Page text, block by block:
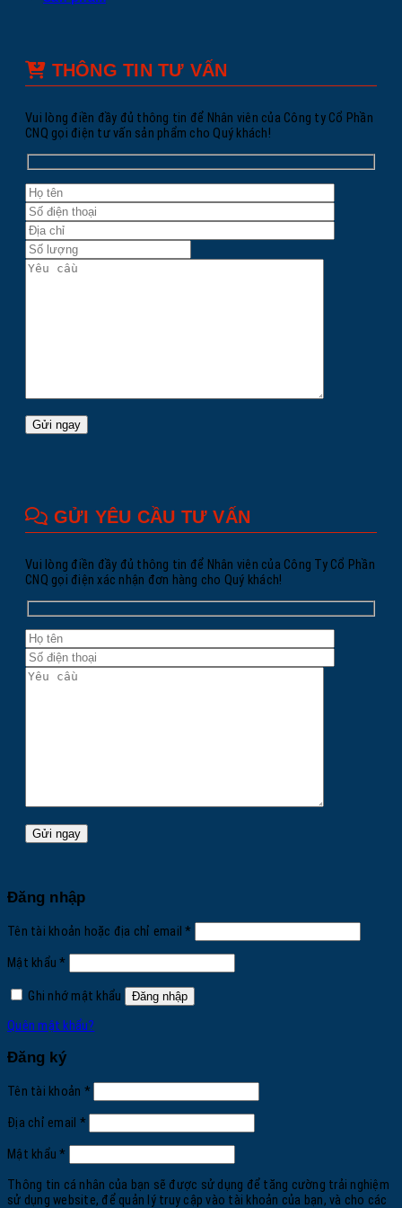
THÔNG TIN TƯ VẤN
Vui lòng điền đầy đủ thông tin để Nhân viên của Công ty Cổ Phần
CNQ gọi điện tư vấn sản phẩm cho Quý khách!
GỬI YÊU CẦU TƯ VẤN
Vui lòng điền đầy đủ thông tin để Nhân viên của Công Ty Cổ Phần
CNQ gọi điện xác nhận đơn hàng cho Quý khách!
Đăng nhập
Tên tài khoản hoặc địa chỉ email*Bắt
buộc
Mật khẩu*Bắt
buộc
Ghi nhớ mật khẩu
Đăng nhập
Quên mật khẩu?
Đăng ký
Tên tài khoản *Bắt
buộc
Địa chỉ email *Bắt
buộc
Mật khẩu*Bắt
buộc
Thông tin cá nhân của bạn sẽ được sử dụng để tăng cường trải nghiệm
sử dụng website, để quản lý truy cập vào tài khoản của bạn, và cho các